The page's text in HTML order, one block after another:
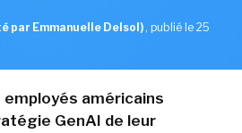
par Emmanuelle Delsol) , publié le 25
américains
GenAI de leur